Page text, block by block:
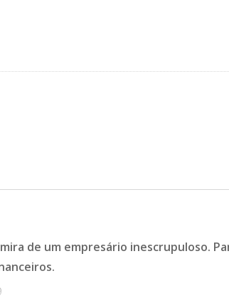
de um empresário inescrupuloso.